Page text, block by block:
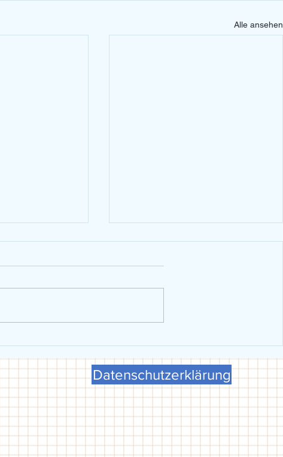
Alle ansehen
beim FCG-
U15 weiblich holt Schwäbische
Meisterschaft in Dillingen
Datenschutzerklärung